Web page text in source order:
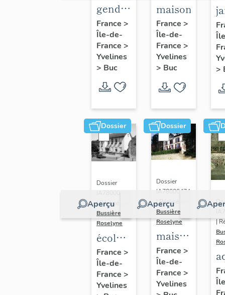
gendarmerie,
actuellement
immeuble
France >
Île-de-
France >
Yvelines
> Buc
maison
France >
Île-de-
France >
Yvelines
> Buc
>
Dossier
Aperçu
Dossier
| Réalisé par
Bussière
Roselyne
école
primaire
de
filles,
France >
Île-de-
France >
Yvelines
Dossier
Aperçu
Dossier
IA78000474
| Réalisé par
Bussière
Roselyne
maison
dite
villa
Saint
Marie
France >
Île-de-
France >
Yvelines
|